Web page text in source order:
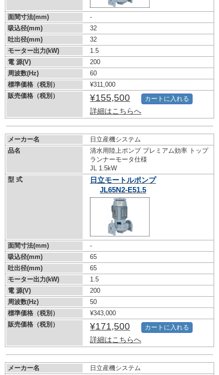
面間寸法(mm)
-
吸込径(mm)
32
吐出径(mm)
32
モーター出力(kW)
1.5
電 源(V)
200
周波数(Hz)
60
標準価格（税別）
¥311,000
販売価格（税別）
¥155,500
詳細はこちらへ
カートに入れる
メーカー名
日立産機システム
品名
清水用陸上ポンプ プレミアム効率 トップ
ランナーモータ仕様
JL 1.5kW
型 式
日立モートルポンプ
JL65N2-E51.5
面間寸法(mm)
-
吸込径(mm)
65
吐出径(mm)
65
モーター出力(kW)
1.5
電 源(V)
200
周波数(Hz)
50
標準価格（税別）
¥343,000
販売価格（税別）
¥171,500
詳細はこちらへ
カートに入れる
メーカー名
日立産機システム